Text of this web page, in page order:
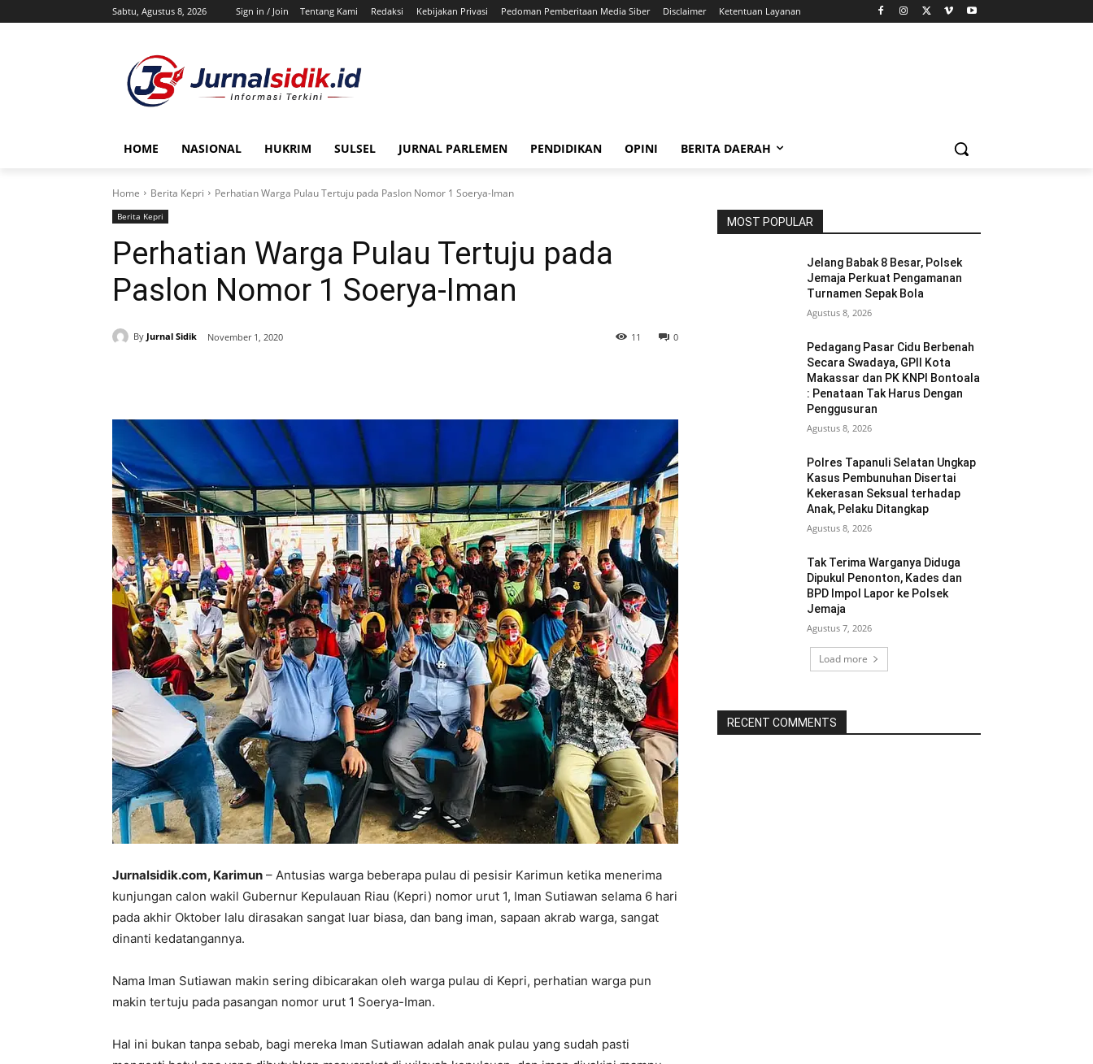
Sabtu, Agustus 8, 2026 Sign in / Join Tentang Kami Redaksi Kebijakan Privasi Pedoman Pemberitaan Media Siber Disclaimer Ketentuan Layanan
HOME NASIONAL HUKRIM SULSEL JURNAL PARLEMEN PENDIDIKAN OPINI BERITA DAERAH
Home Berita Kepri Perhatian Warga Pulau Tertuju pada Paslon Nomor 1 Soerya-Iman
Berita Kepri
Perhatian Warga Pulau Tertuju pada
Paslon Nomor 1 Soerya-Iman
By Jurnal Sidik November 1, 2020 0
11
Jurnalsidik.com, Karimun – Antusias warga beberapa pulau di pesisir Karimun ketika menerima
kunjungan calon wakil Gubernur Kepulauan Riau (Kepri) nomor urut 1, Iman Sutiawan selama 6 hari
pada akhir Oktober lalu dirasakan sangat luar biasa, dan bang iman, sapaan akrab warga, sangat
dinanti kedatangannya.
Nama Iman Sutiawan makin sering dibicarakan oleh warga pulau di Kepri, perhatian warga pun
makin tertuju pada pasangan nomor urut 1 Soerya-Iman.
Hal ini bukan tanpa sebab, bagi mereka Iman Sutiawan adalah anak pulau yang sudah pasti
MOST POPULAR
Jelang Babak 8 Besar, Polsek
Jemaja Perkuat Pengamanan
Turnamen Sepak Bola
Agustus 8, 2026
Pedagang Pasar Cidu Berbenah
Secara Swadaya, GPII Kota
Makassar dan PK KNPI Bontoala
: Penataan Tak Harus Dengan
Penggusuran
Agustus 8, 2026
Polres Tapanuli Selatan Ungkap
Kasus Pembunuhan Disertai
Kekerasan Seksual terhadap
Anak, Pelaku Ditangkap
Agustus 8, 2026
Tak Terima Warganya Diduga
Dipukul Penonton, Kades dan
BPD Impol Lapor ke Polsek
Jemaja
Agustus 7, 2026
Load more
RECENT COMMENTS